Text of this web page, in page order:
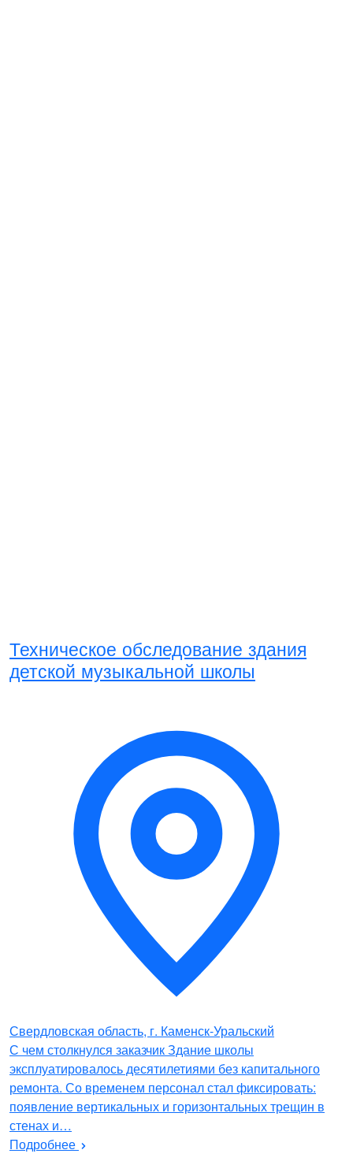
Техническое обследование здания
детской музыкальной школы
Свердловская область, г. Каменск-Уральский
С чем столкнулся заказчик Здание школы
эксплуатировалось десятилетиями без капитального
ремонта. Со временем персонал стал фиксировать:
появление вертикальных и горизонтальных трещин в
стенах и…
Подробнее